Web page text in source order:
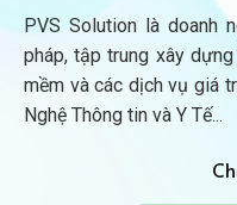
PVS Solution là doanh
pháp, tập trung xây
mềm và các dịch vụ giá
Nghệ Thông tin và Y Tế...